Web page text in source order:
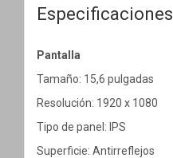
Especificaciones
Pantalla
Tamaño: 15,6 pulgadas
Resolución: 1920 x 1080
Tipo de panel: IPS
Superficie: Antirreflejos